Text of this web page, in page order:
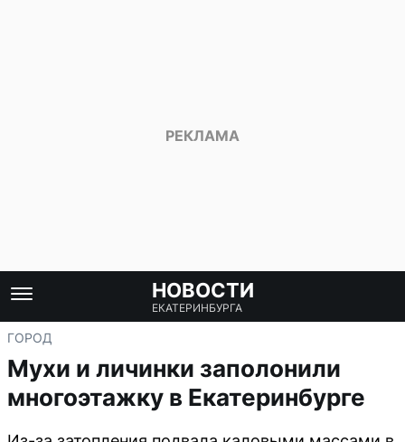
НОВОСТИ
ЕКАТЕРИНБУРГА
ГОРОД
Мухи и личинки заполонили
многоэтажку в Екатеринбурге